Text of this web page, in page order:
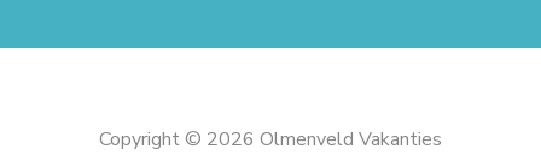
Copyright © 2026 Olmenveld Vakanties